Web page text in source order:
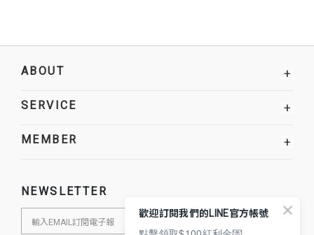
ABOUT +
SERVICE +
MEMBER +
NEWSLETTER
歡迎訂閱我們的LINE官方帳號